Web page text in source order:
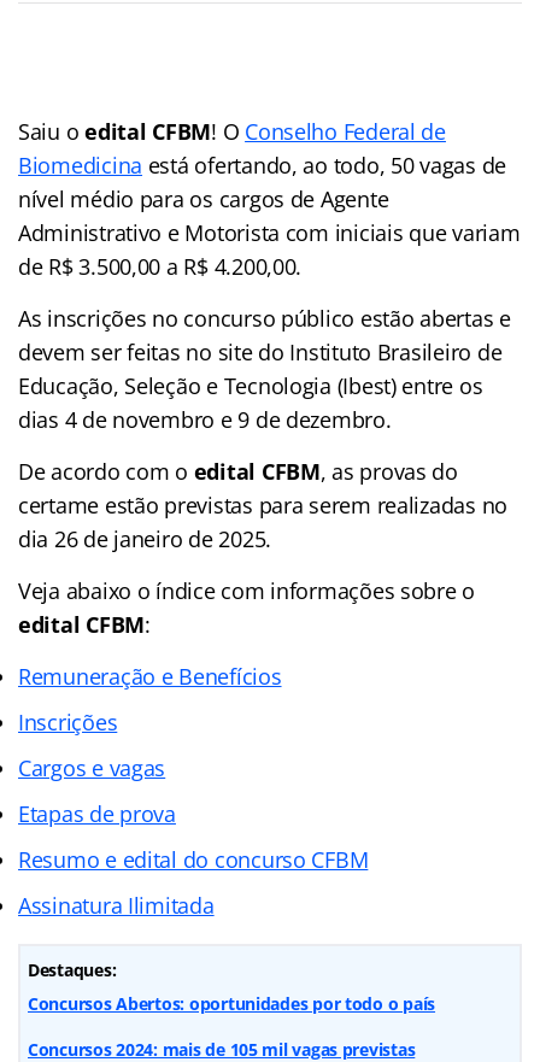
Saiu oedital CFBM! O Conselho Federal de
Biomedicina está ofertando, ao todo, 50 vagas de
nível médio para os cargos de Agente
Administrativo e Motorista com iniciais que variam
de R$ 3.500,00 a R$ 4.200,00.
As inscrições no concurso público estão abertas e
devem ser feitas no site do Instituto Brasileiro de
Educação, Seleção e Tecnologia (Ibest) entre os
dias 4 de novembro e 9 de dezembro.
De acordo com o edital CFBM, as provas do
certame estão previstas para serem realizadas no
dia 26 de janeiro de 2025.
Veja abaixo o índicecom informações sobre o
edital CFBM:
Remuneração e Benefícios
Inscrições
Cargos e vagas
Etapas de prova
Resumo e edital do concurso CFBM
Assinatura Ilimitada
Destaques:
Concursos Abertos: oportunidades por todo o país
Concursos 2024: mais de 105 mil vagas previstas